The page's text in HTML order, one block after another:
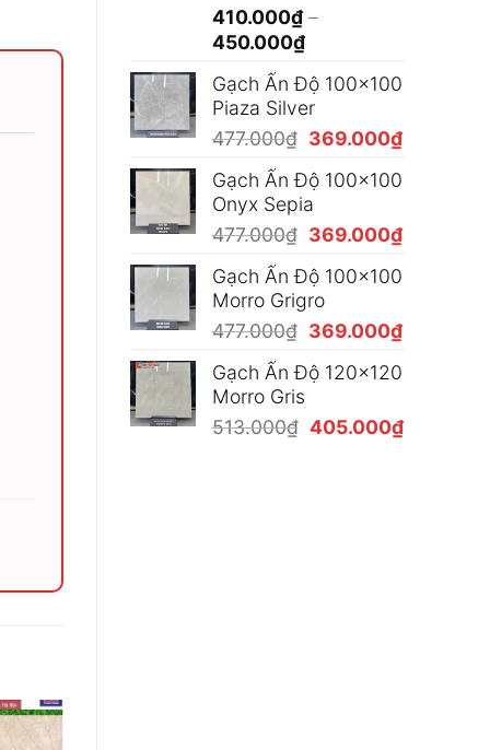
490.000₫
410.000₫ –
450.000₫Khoảng
từ
410.000₫
đến
450.000₫
Gạch Ấn Độ 100x100
Piaza Silver
477.000₫ Giá
là:
477.000₫.
369.000₫Giá
tại
Gạch Ấn Độ 100x100
Onyx Sepia
477.000₫ Giá
là:
477.000₫.
369.000₫Giá
tại
Gạch Ấn Độ 100x100
Morro Grigro
477.000₫ Giá
là:
369.000₫Giá
tại
Gạch Ấn Độ 120x120
Morro Gris
513.000₫ Giá
405.000₫Giá